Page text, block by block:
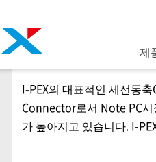
제
I-PEX의 대표적인 세선동
Connector로서 Note PC
가 높아지고 있습니다. I-